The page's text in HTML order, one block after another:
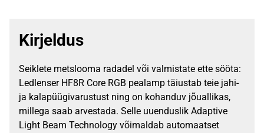
Kirjeldus
Seiklete metslooma radadel või valmistate ette sööta:
Ledlenser HF8R Core RGB pealamp täiustab teie jahi-
ja kalapüügivarustust ning on kohanduv jõuallikas,
millega saab arvestada. Selle uuenduslik Adaptive
Light Beam Technology võimaldab automaatset